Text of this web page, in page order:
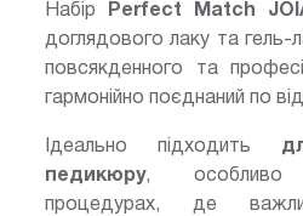
Набір Perfect Match
доглядового лаку та гель-
повсякденного та
гармонійно поєднаний по
Ідеально підходить
педикюру, особливо
процедурах, де